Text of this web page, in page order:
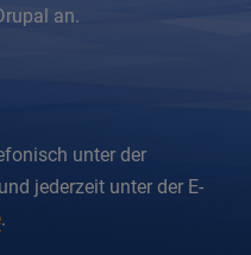
an.
unter der
und jederzeit unter der E-
.